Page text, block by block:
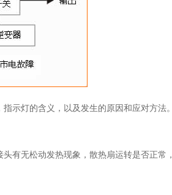
示灯的含义，以及发生的原因和应对方法。
有无松动发热现象，散热扇运转是否正常，